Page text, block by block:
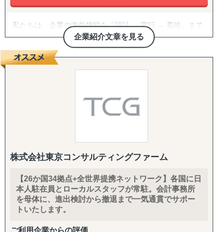
企業紹介文章を見る
私たちは、企業の海外挑戦を「設計 → 実行 → 着地」まで
一気通貫で伴走支援します。
『どの国が最適か？』を見極めるゼロ→イチの意思決定か
※支援主要各国の現地スタッフ300人以上配置。進出後も
継続して支援できる体制を構築しています。
------------------------------------
■ サポート対象国（グループ別）
↳ ASEAN主要国：タイ・ベトナム・マレーシア・カンボ
↳ アジア（中華系）：日本・香港・シンガポール・台湾・
株式会社東京コンサルティングファーム
【26か国34拠点+全世界提携ネットワーク】各国に日
本人駐在員とローカルスタッフが常駐。会計事務所
を母体に、進出検討から撤退まで一気通貫でサポー
トいたします。